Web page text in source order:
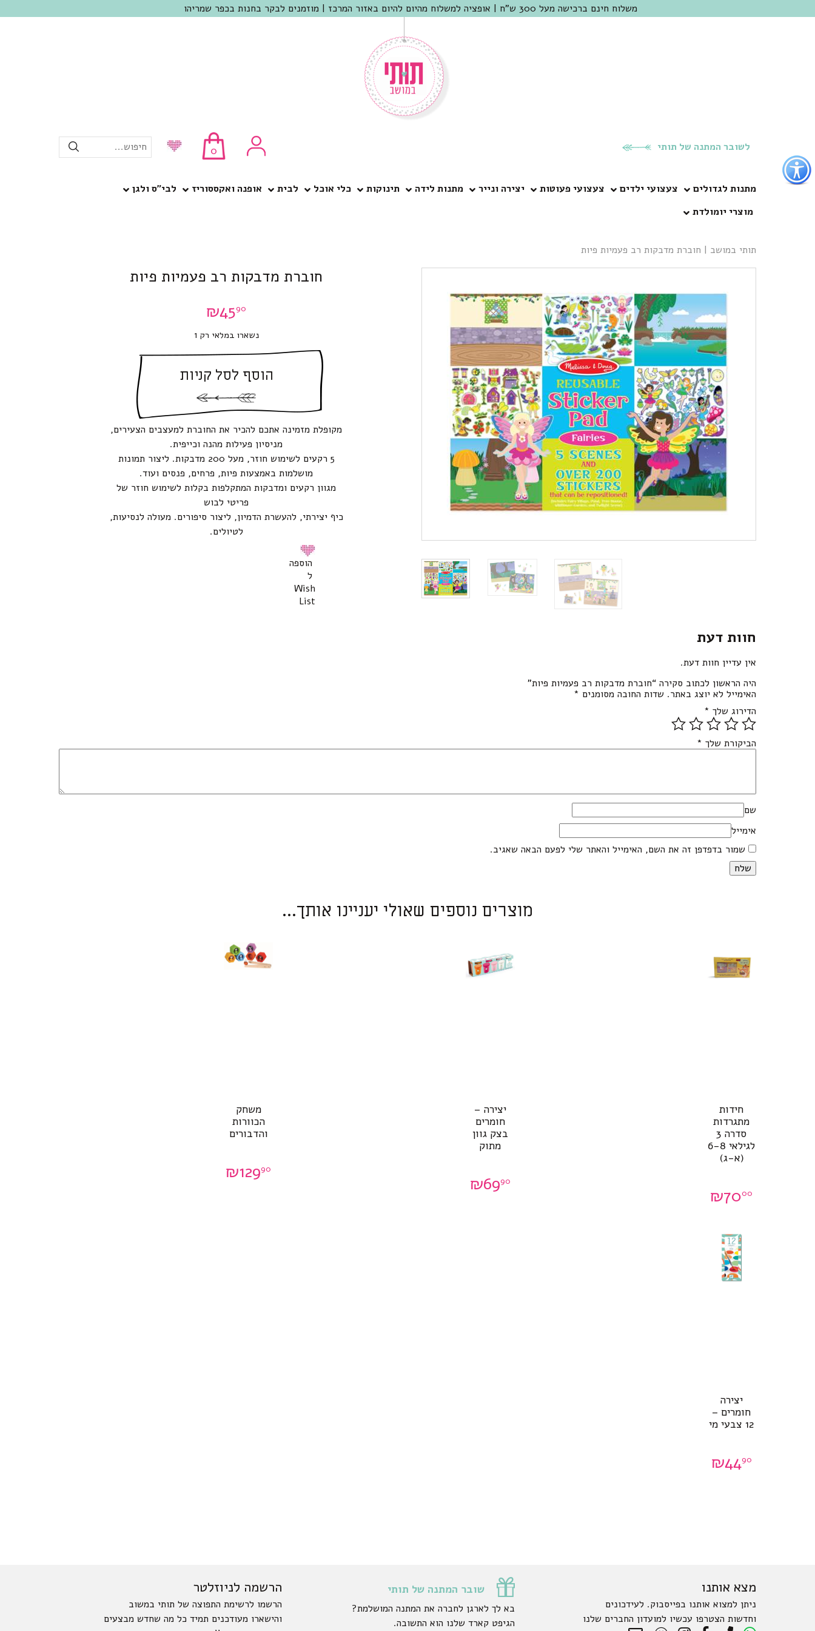
כפתור
לפתיחת
תפריט
נגישות
משלוח חינם ברכישה מעל 300 ש"ח | אופציה למשלוח מהיום להיום באזור המרכז | מוזמנים לבקר בחנות בכפר שמריהו
לשובר המתנה של תותי 0 חיפוש...
מתנות לגדולים צעצועי ילדים צעצועי פעוטות יצירה ונייר מתנות לידה תינוקות כלי אוכל לבית אופנה ואקססוריז
לבי”ס ולגן
מוצרי יומולדת
תותי במושב | חוברת מדבקות רב פעמיות פיות
חוברת מדבקות רב פעמיות פיות
₪4590
נשארו במלאי רק 1
הוסף לסל קניות
מקופלת מזמינה אתכם להכיר את החוברת למעצבים הצעירים,
מניסיון פעילות מהנה וכייפית.
5 רקעים לשימוש חוזר, מעל 200 מדבקות. ליצור תמונות
מושלמות באמצעות פיות, פרחים, פנסים ועוד.
מגוון רקעים ומדבקות המתקלפות בקלות לשימוש חוזר של
פריטי לבוש
כיף יצירתי, להעשרת הדמיון, ליצור סיפורים. מעולה לנסיעות,
לטיולים.
הוספה
ל
Wish
List
חוות דעת
אין עדיין חוות דעת.
היה הראשון לכתוב סקירה “חוברת מדבקות רב פעמיות פיות”
האימייל לא יוצג באתר. שדות החובה מסומנים *
הדירוג שלך *
הביקורת שלך *
שם
אימייל
שמור בדפדפן זה את השם, האימייל והאתר שלי לפעם הבאה שאגיב.
מוצרים נוספים שאולי יעניינו אותך...
חידות
מתגרדות
סדרה 3
לגילאי 6-8
(א-ג)
₪7000
יצירה –
חומרים
בצק גוון
מתוק
₪6990
משחק
הכוורות
והדבורים
₪12990
יצירה
חומרים –
12 צבעי מי
₪4490
מצא אותנו
ניתן למצוא אותנו בפייסבוק. לעידכונים
וחדשות הצטרפו עכשיו למועדון החברים שלנו
שובר המתנה של תותי
בא לך לארגן לחברה את המתנה המושלמת?
הגיפט קארד שלנו הוא התשובה.
הרשמה לניוזלטר
הרשמו לרשימת התפוצה של תותי במשוב
והישארו מעודכנים תמיד כל מה שחדש מבצעים